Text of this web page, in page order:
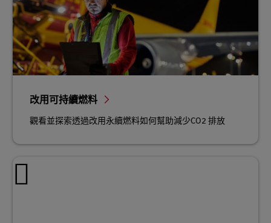
改用可持續燃料
觀看並探索透過改用永續燃料如何幫助減少CO2 排放